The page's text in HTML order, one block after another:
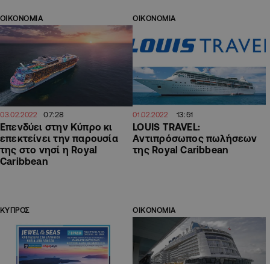
ΟΙΚΟΝΟΜΙΑ
03.02.2022 07:28
Επενδύει στην Κύπρο κι
επεκτείνει την παρουσία
της στο νησί η Royal
Caribbean
ΟΙΚΟΝΟΜΙΑ
01.02.2022 13:51
LOUIS TRAVEL:
Aντιπρόσωπος πωλήσεων
της Royal Caribbean
ΚΥΠΡΟΣ ΟΙΚΟΝΟΜΙΑ